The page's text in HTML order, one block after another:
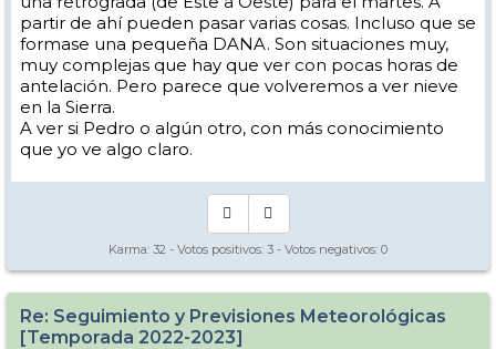
partir de ahí pueden pasar varias cosas. Incluso que se
formase una pequeña DANA. Son situaciones muy,
muy complejas que hay que ver con pocas horas de
antelación. Pero parece que volveremos a ver nieve
en la Sierra.
A ver si Pedro o algún otro, con más conocimiento
que yo ve algo claro.
Karma: 32 - Votos positivos: 3 - Votos negativos: 0
Re: Seguimiento y Previsiones Meteorológicas
[Temporada 2022-2023]